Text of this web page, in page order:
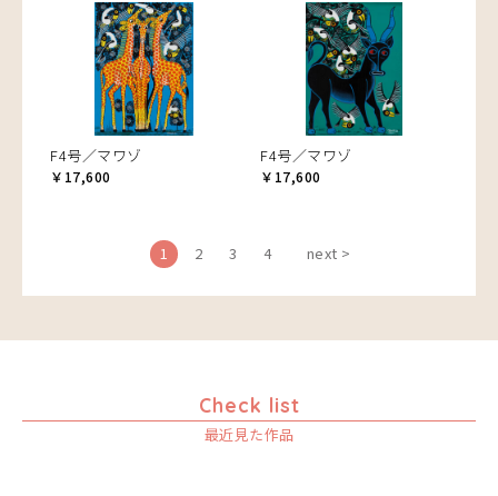
F4号／マワゾ
￥17,600
F4号／マワゾ
￥17,600
1 2 3 4 next >
Check list
最近見た作品